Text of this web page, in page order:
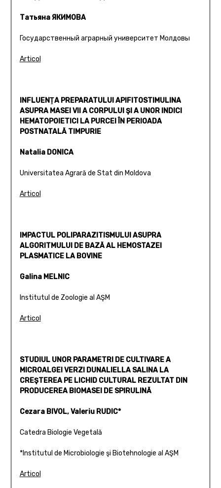
Татьяна ЯКИМОВА
Государственный аграрный университет Молдовы
Articol
INFLUENŢA PREPARATULUI APIFITOSTIMULINA
ASUPRA MASEI VII A CORPULUI ŞI A UNOR INDICI
HEMATOPOIETICI LA PURCEI ÎN PERIOADA
POSTNATALĂ TIMPURIE
Natalia DONICA
Universitatea Agrară de Stat din Moldova
Articol
IMPACTUL POLIPARAZITISMULUI ASUPRA
ALGORITMULUI DE BAZĂ AL HEMOSTAZEI
PLASMATICE LA BOVINE
Galina MELNIC
Institutul de Zoologie al AŞM
Articol
STUDIUL UNOR PARAMETRI DE CULTIVARE A
MICROALGEI VERZI DUNALIELLA SALINA LA
CREŞTEREA PE LICHID CULTURAL REZULTAT DIN
PRODUCEREA BIOMASEI DE SPIRULINĂ
Cezara BIVOL, Valeriu RUDIC*
Catedra Biologie Vegetală
*Institutul de Microbiologie şi Biotehnologie al AŞM
Articol